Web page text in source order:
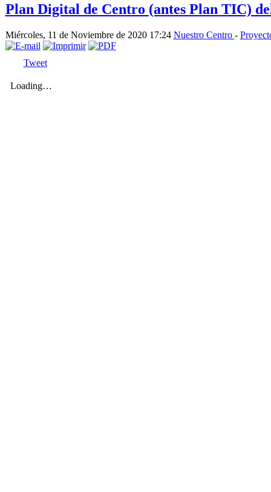
Plan Digital de Centro (antes Plan TIC)
Miércoles, 11 de Noviembre de 2020 17:24 Nuestro Centro -
Tweet